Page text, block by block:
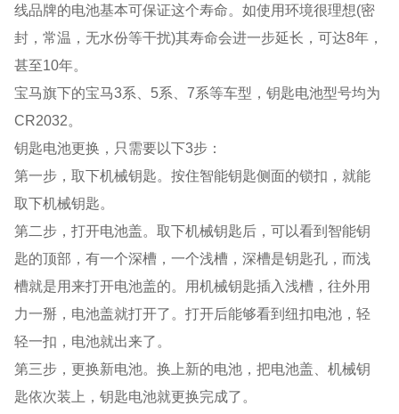
线品牌的电池基本可保证这个寿命。如使用环境很理想(密
封，常温，无水份等干扰)其寿命会进一步延长，可达8年，
甚至10年。
宝马旗下的宝马3系、5系、7系等车型，钥匙电池型号均为
CR2032。
钥匙电池更换，只需要以下3步：
第一步，取下机械钥匙。按住智能钥匙侧面的锁扣，就能
取下机械钥匙。
第二步，打开电池盖。取下机械钥匙后，可以看到智能钥
匙的顶部，有一个深槽，一个浅槽，深槽是钥匙孔，而浅
槽就是用来打开电池盖的。用机械钥匙插入浅槽，往外用
力一掰，电池盖就打开了。打开后能够看到纽扣电池，轻
轻一扣，电池就出来了。
第三步，更换新电池。换上新的电池，把电池盖、机械钥
匙依次装上，钥匙电池就更换完成了。